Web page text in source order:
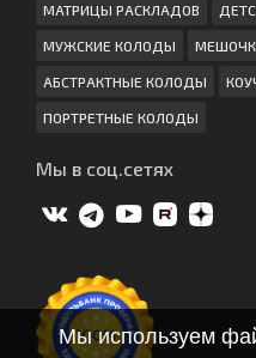
МАТРИЦЫ РАСКЛАДОВ
МУЖСКИЕ КОЛОДЫ
АБСТРАКТНЫЕ КОЛОДЫ
ПОРТРЕТНЫЕ КОЛОДЫ
Мы в соц.сетях
Мы используем